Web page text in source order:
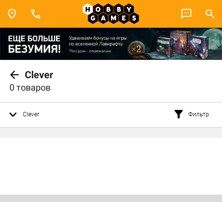
Clever
0 товаров
Clever Фильтр